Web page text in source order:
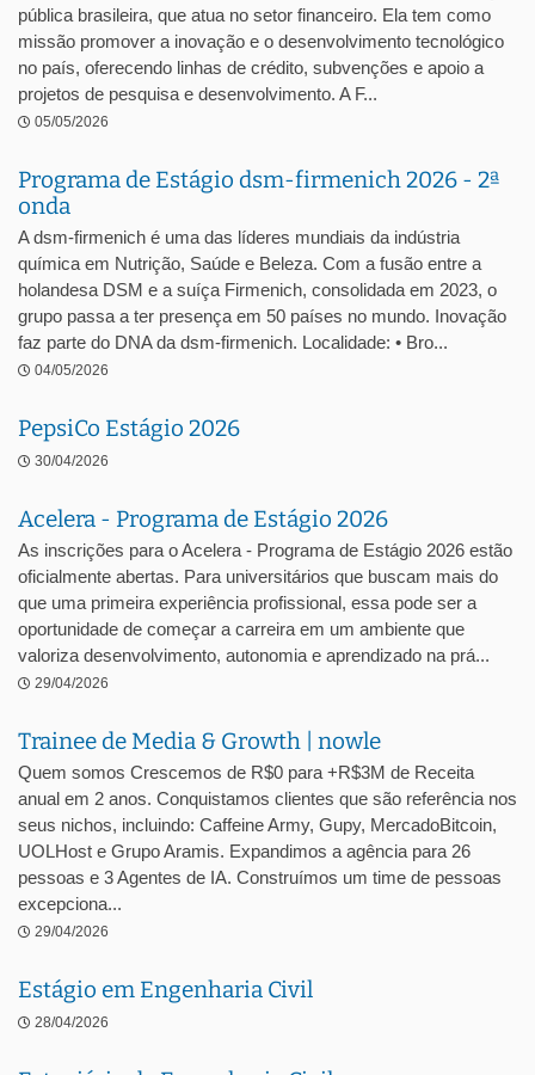
pública brasileira, que atua no setor financeiro. Ela tem como
missão promover a inovação e o desenvolvimento tecnológico
no país, oferecendo linhas de crédito, subvenções e apoio a
projetos de pesquisa e desenvolvimento. A F...
05/05/2026
Programa de Estágio dsm-firmenich 2026 - 2ª
onda
A dsm-firmenich é uma das líderes mundiais da indústria
química em Nutrição, Saúde e Beleza. Com a fusão entre a
holandesa DSM e a suíça Firmenich, consolidada em 2023, o
grupo passa a ter presença em 50 países no mundo. Inovação
faz parte do DNA da dsm-firmenich. Localidade: • Bro...
04/05/2026
PepsiCo Estágio 2026
30/04/2026
Acelera - Programa de Estágio 2026
As inscrições para o Acelera - Programa de Estágio 2026 estão
oficialmente abertas. Para universitários que buscam mais do
que uma primeira experiência profissional, essa pode ser a
oportunidade de começar a carreira em um ambiente que
valoriza desenvolvimento, autonomia e aprendizado na prá...
29/04/2026
Trainee de Media & Growth | nowle
Quem somos Crescemos de R$0 para +R$3M de Receita
anual em 2 anos. Conquistamos clientes que são referência nos
seus nichos, incluindo: Caffeine Army, Gupy, MercadoBitcoin,
UOLHost e Grupo Aramis. Expandimos a agência para 26
pessoas e 3 Agentes de IA. Construímos um time de pessoas
excepciona...
29/04/2026
Estágio em Engenharia Civil
28/04/2026